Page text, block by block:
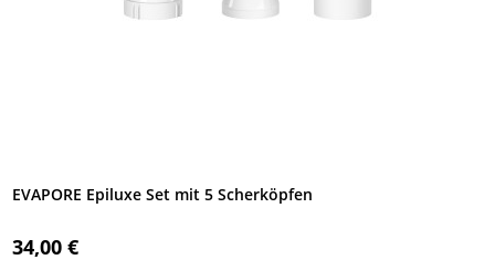
EVAPORE Epiluxe Set mit 5 Scherköpfen
34,00 €